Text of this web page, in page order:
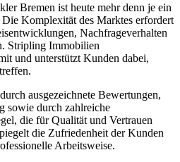
Bremen ist heute mehr denn je ein
Komplexität des Marktes erfordert
Nachfrageverhalten
Stripling Immobilien
und unterstützt Kunden dabei,
ausgezeichnete Bewertungen,
sowie durch zahlreiche
die für Qualität und Vertrauen
die Zufriedenheit der Kunden
Arbeitsweise.